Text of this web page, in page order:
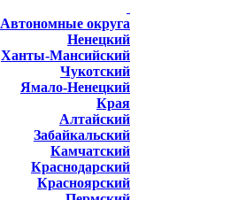
Автономные округа
Ненецкий
Ханты-Мансийский
Чукотский
Ямало-Ненецкий
Края
Алтайский
Забайкальский
Камчатский
Краснодарский
Красноярский